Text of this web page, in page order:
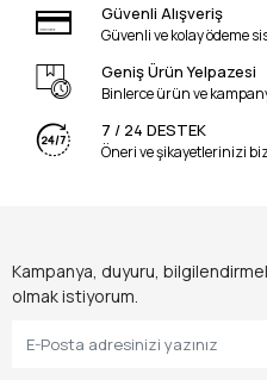
Güvenli Alışveriş
Güvenli ve kolay ödeme
Geniş Ürün Yelpazesi
Binlerce ürün ve
7 / 24 DESTEK
Öneri ve şikayetlerinizi
Kampanya, duyuru,
olmak istiyorum.